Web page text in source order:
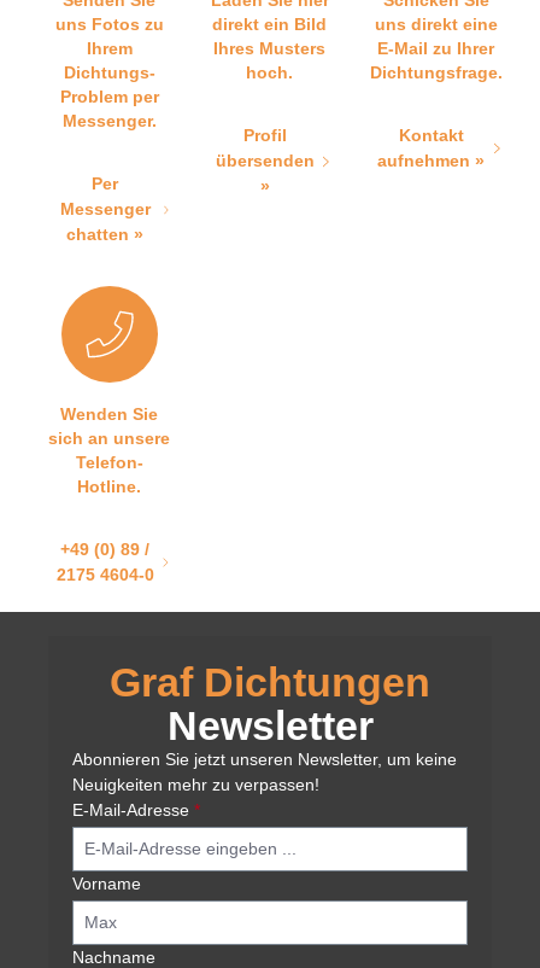
uns Fotos zu
Ihrem
Dichtungs-
Problem per
Messenger.
Per
Messenger
chatten »
direkt ein Bild
Ihres Musters
hoch.
Profil
übersenden
»
uns direkt eine
E-Mail zu Ihrer
Dichtungsfrage.
Kontakt
aufnehmen »
Wenden Sie
sich an unsere
Telefon-
Hotline.
+49 (0) 89 /
2175 4604-0
Graf Dichtungen
Newsletter
Abonnieren Sie jetzt unseren Newsletter, um keine
Neuigkeiten mehr zu verpassen!
E-Mail-Adresse *
Vorname
Nachname